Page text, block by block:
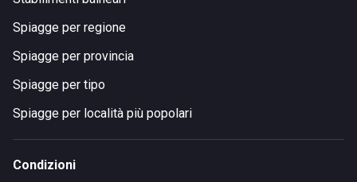
Spiagge per regione
Spiagge per provincia
Spiagge per tipo
Spiagge per località più popolari
Condizioni